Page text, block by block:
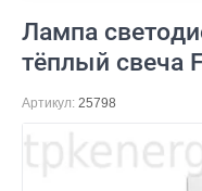
Лампа
тёплый свеча
Артикул: 25798